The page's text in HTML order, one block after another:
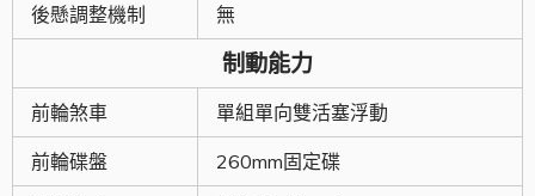
後懸調整機制 無
制動能力
前輪煞車 單組單向雙活塞浮動
前輪碟盤 260mm固定碟